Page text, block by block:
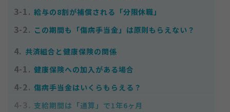
3-1. 給与の8割が補償される「分限休職」
3-2. この期間も「傷病手当金」は原則もらえない？
4. 共済組合と健康保険の関係
4-1. 健康保険への加入がある場合
4-2. 傷病手当金はいくらもらえる？
4-3. 支給期間は「通算」で1年6ヶ月